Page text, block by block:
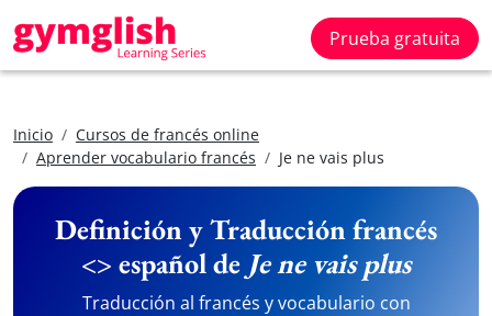
Prueba gratuita
Inicio
Cursos de francés online
Aprender vocabulario francés
Je ne vais plus
Definición y Traducción francés
<> español de Je ne vais plus
Traducción al francés y vocabulario con